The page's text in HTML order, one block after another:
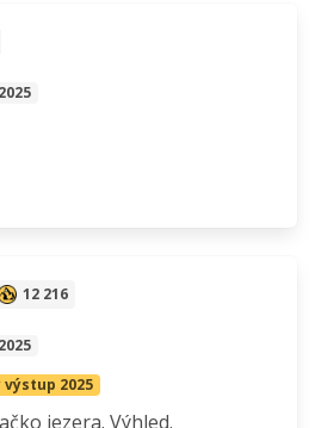
12 216
2025
jezera. Výhled.